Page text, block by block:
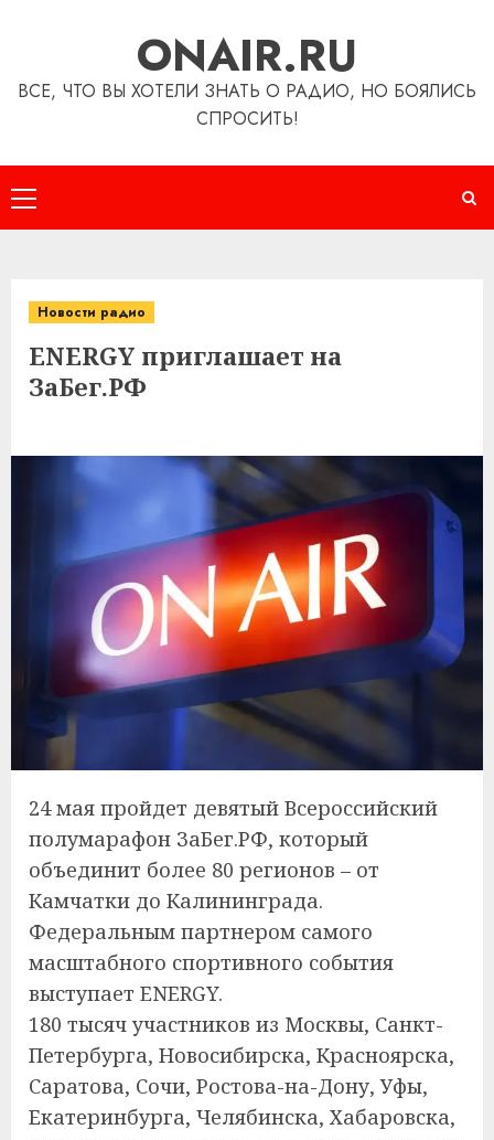
ONAIR.RU
ВСЕ, ЧТО ВЫ ХОТЕЛИ ЗНАТЬ О РАДИО, НО БОЯЛИСЬ
СПРОСИТЬ!
Основное
меню
Новости радио
ENERGY приглашает на
ЗаБег.РФ
24 мая пройдет девятый Всероссийский
полумарафон ЗаБег.РФ, который
объединит более 80 регионов – от
Камчатки до Калининграда.
Федеральным партнером самого
масштабного спортивного события
выступает ENERGY.
180 тысяч участников из Москвы, Санкт-
Петербурга, Новосибирска, Красноярска,
Саратова, Сочи, Ростова-на-Дону, Уфы,
Екатеринбурга, Челябинска, Хабаровска,